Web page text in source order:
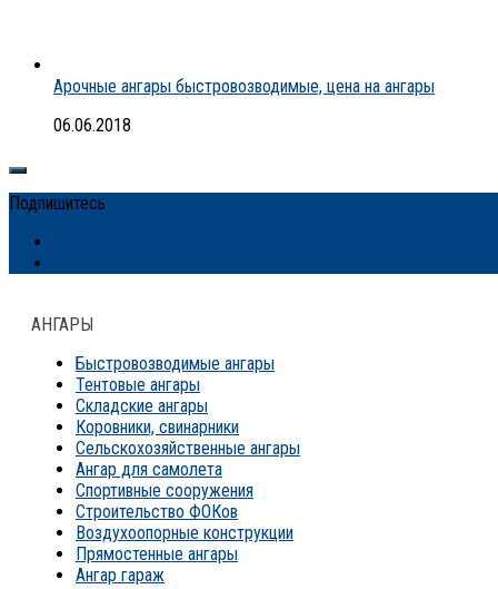
Арочные ангары быстровозводимые, цена на ангары
06.06.2018
Подпишитесь
АНГАРЫ
Быстровозводимые ангары
Тентовые ангары
Складские ангары
Коровники, свинарники
Сельскохозяйственные ангары
Ангар для самолета
Спортивные сооружения
Строительство ФОКов
Воздухоопорные конструкции
Прямостенные ангары
Ангар гараж